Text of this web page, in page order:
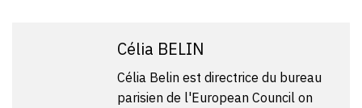
Célia BELIN
Célia Belin est directrice du bureau
parisien de l'European Council on